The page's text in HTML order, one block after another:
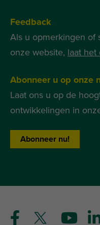
Feedback
Als u opmerkingen of
onze website, laat het
Abonneer u op onze
Laat ons u op de
ontwikkelingen in
Abonneer nu!